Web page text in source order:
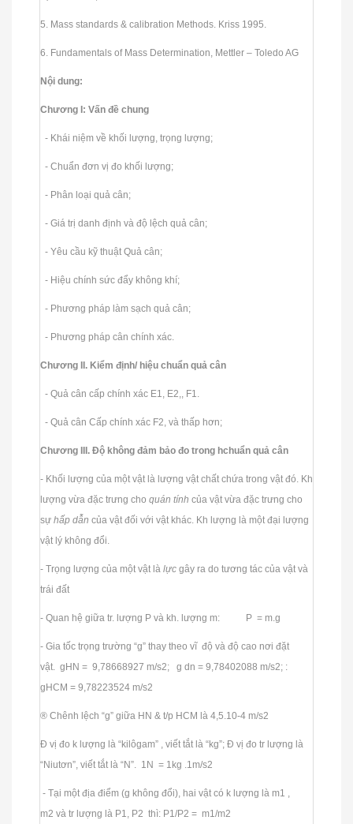
5. Mass standards & calibration Methods. Kriss 1995.
6. Fundamentals of Mass Determination, Mettler – Toledo AG
Nội dung:
Chương I: Vấn đề chung
- Khái niệm về khối lượng, trọng lượng;
- Chuẩn đơn vị đo khối lượng;
- Phân loại quả cân;
- Giá trị danh định và độ lệch quả cân;
- Yêu cầu kỹ thuật Quả cân;
- Hiệu chính sức đẩy không khí;
- Phương pháp làm sạch quả cân;
- Phương pháp cân chính xác.
Chương II. Kiểm định/ hiệu chuẩn quả cân
- Quả cân cấp chính xác E1, E2,, F1.
- Quả cân Cấp chính xác F2, và thấp hơn;
Chương III. Độ không đảm bảo đo trong hchuẩn quả cân
- Khối lượng của một vật là lượng vật chất chứa trong vật đó. Kh
lượng vừa đặc trưng cho quán tính của vật vừa đặc trưng cho
sự hấp dẫn của vật đối với vật khác. Kh lượng là một đại lượng
vật lý không đổi.
- Trọng lượng của một vật là lực gây ra do tương tác của vật và
trái đất
- Quan hệ giữa tr. lượng P và kh. lượng m: P = m.g
- Gia tốc trọng trường “g” thay theo vĩ độ và độ cao nơi đặt
vật. gHN = 9,78668927 m/s2; g dn = 9,78402088 m/s2; :
gHCM = 9,78223524 m/s2
® Chênh lệch “g” giữa HN & t/p HCM là 4,5.10-4 m/s2
Đ vị đo k lượng là “kilôgam” , viết tắt là “kg”; Đ vị đo tr lượng là
“Niutơn”, viết tắt là “N”. 1N = 1kg .1m/s2
- Tại một địa điểm (g không đổi), hai vật có k lượng là m1 ,
m2 và tr lượng là P1, P2 thì: P1/P2 = m1/m2